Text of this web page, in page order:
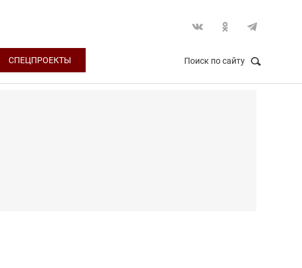
СПЕЦПРОЕКТЫ Поиск по сайту